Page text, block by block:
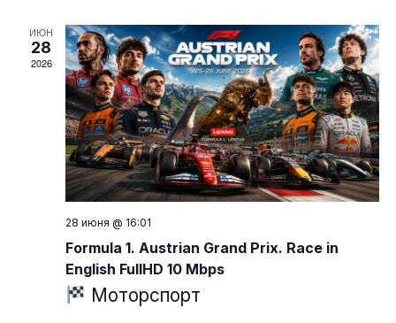
ИЮН
28
2026
28 июня @ 16:01
Formula 1. Austrian Grand Prix. Race in
English FullHD 10 Mbps
Моторспорт